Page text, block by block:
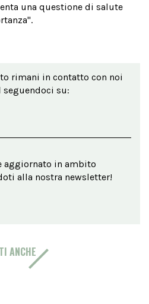
una questione di salute
rimani in contatto con noi
su:
aggiornato in ambito
alla nostra newsletter!
ANCHE